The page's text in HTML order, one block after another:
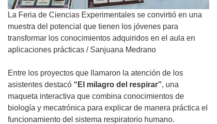
La Feria de Ciencias Experimentales se convirtió en una
muestra del potencial que tienen los jóvenes para
transformar los conocimientos adquiridos en el aula en
aplicaciones prácticas / Sanjuana Medrano
Entre los proyectos que llamaron la atención de los
asistentes destacó “El milagro del respirar”, una
maqueta interactiva que combina conocimientos de
biología y mecatrónica para explicar de manera práctica el
funcionamiento del sistema respiratorio humano.